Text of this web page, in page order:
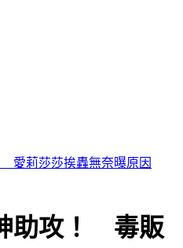
時 影響範圍一次看
助攻！ 毒販